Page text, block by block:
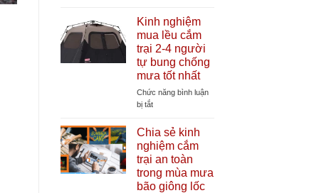
tăng
tuổi
thọ
lều
ích
của
lều
thay
đồ
tự
bung
khi
trại
bãi
biển
Kinh nghiệm
mua lều cắm
trại 2-4 người
tự bung chống
mưa tốt nhất
Chức năng bình luận
bị tắtở
nghiệm
mua
lều
cắm
trại
2-
Chia sẻ kinh
nghiệm cắm
trại an toàn
trong mùa mưa
bão giông lốc